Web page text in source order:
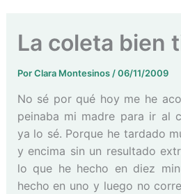
La coleta bien
PorClara Montesinos/06/11/2009
No sé por qué hoy me he
peinaba mi madre para ir al
ya lo sé. Porque he tardado
y encima sin un resultado
lo que he hecho en diez
hecho en uno y luego no